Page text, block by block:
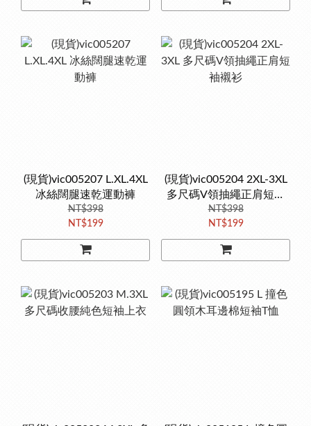
(現貨)vic005207 L.XL.4XL
冰絲闊腿速乾運動褲
NT$398
NT$199
(現貨)vic005204 2XL-3XL
多尺碼V領抽繩正肩短袖
襯衫
NT$398
NT$199